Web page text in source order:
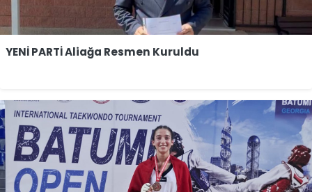
YENİ PARTİ Aliağa Resmen Kuruldu